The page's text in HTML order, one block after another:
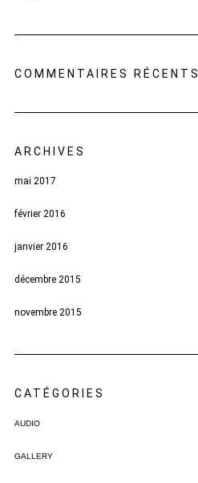
COMMENTAIRES RÉCENTS
ARCHIVES
mai 2017
février 2016
janvier 2016
décembre 2015
novembre 2015
CATÉGORIES
AUDIO
GALLERY